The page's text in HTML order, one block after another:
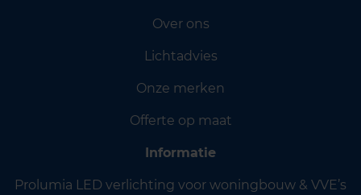
Over ons
Lichtadvies
Onze merken
Offerte op maat
Informatie
Prolumia LED verlichting voor woningbouw & VVE’s